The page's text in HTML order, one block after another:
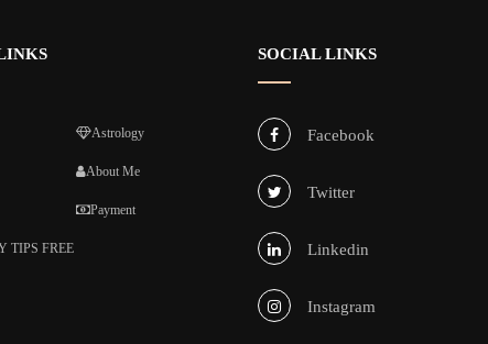
Astrology
About Me
Payment
TIPS FREE
SOCIAL LINKS
Facebook
Twitter
Linkedin
Instagram